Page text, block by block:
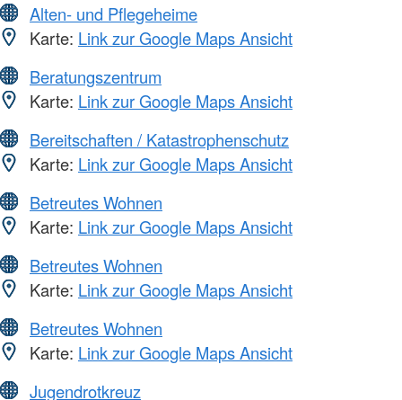
Alten- und Pflegeheime
Karte: Link zur Google Maps Ansicht
Beratungszentrum
Karte: Link zur Google Maps Ansicht
Bereitschaften / Katastrophenschutz
Karte: Link zur Google Maps Ansicht
Betreutes Wohnen
Karte: Link zur Google Maps Ansicht
Betreutes Wohnen
Karte: Link zur Google Maps Ansicht
Betreutes Wohnen
Karte: Link zur Google Maps Ansicht
Jugendrotkreuz